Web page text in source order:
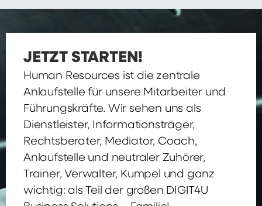
JETZT STARTEN!
Human Resources ist die zentrale
Anlaufstelle für unsere Mitarbeiter und
Führungskräfte. Wir sehen uns als
Dienstleister, Informationsträger,
Rechtsberater, Mediator, Coach,
Anlaufstelle und neutraler Zuhörer,
Trainer, Verwalter, Kumpel und ganz
wichtig: als Teil der großen DIGIT4U